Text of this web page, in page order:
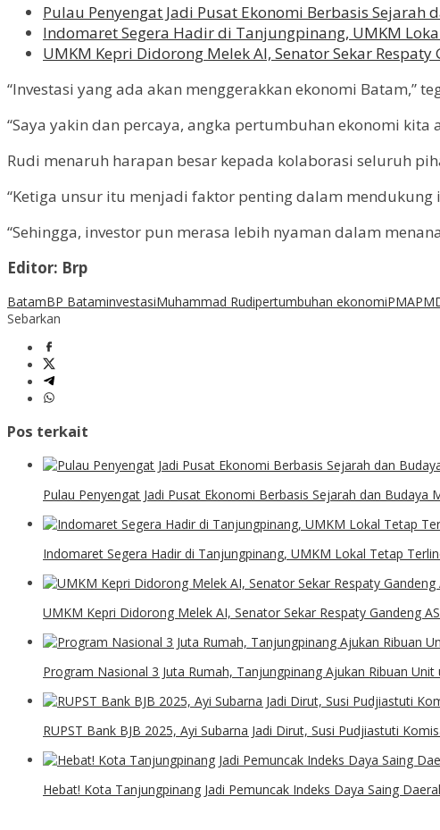
Pulau Penyengat Jadi Pusat Ekonomi Berbasis Sejarah
Indomaret Segera Hadir di Tanjungpinang, UMKM
UMKM Kepri Didorong Melek AI, Senator Sekar
“Investasi yang ada akan menggerakkan ekonomi Batam,”
“Saya yakin dan percaya, angka pertumbuhan ekonomi
Rudi menaruh harapan besar kepada kolaborasi seluruh
“Ketiga unsur itu menjadi faktor penting dalam mendukung
“Sehingga, investor pun merasa lebih nyaman dalam
Editor: Brp
BatamBP BataminvestasiMuhammad Rudipertumbuhan ekonomiPMA
Sebarkan
Pos terkait
Pulau Penyengat Jadi Pusat Ekonomi Berbasis Sejarah dan Budaya
Indomaret Segera Hadir di Tanjungpinang, UMKM Lokal Tetap
UMKM Kepri Didorong Melek AI, Senator Sekar Respaty Gandeng
Program Nasional 3 Juta Rumah, Tanjungpinang Ajukan Ribuan Unit
RUPST Bank BJB 2025, Ayi Subarna Jadi Dirut, Susi Pudjiastuti
Hebat! Kota Tanjungpinang Jadi Pemuncak Indeks Daya Saing